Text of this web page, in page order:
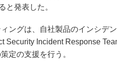
と発表した。
ングは、自社製品のインシデ
Security Incident Response
定の支援を行う。